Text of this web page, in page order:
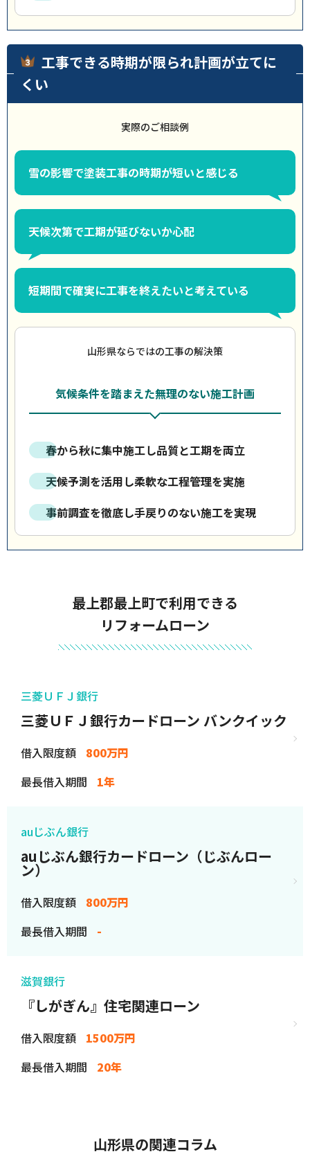
工事できる時期が限られ計画が立てに
くい
実際のご相談例
雪の影響で塗装工事の時期が短いと感じる
天候次第で工期が延びないか心配
短期間で確実に工事を終えたいと考えている
山形県ならではの工事の解決策
気候条件を踏まえた無理のない施工計画
春から秋に集中施工し品質と工期を両立
天候予測を活用し柔軟な工程管理を実施
事前調査を徹底し手戻りのない施工を実現
最上郡最上町で利用できる
リフォームローン
三菱ＵＦＪ銀行
三菱ＵＦＪ銀行カードローン バンクイック
借入限度額
800万円
最長借入期間
1年
auじぶん銀行
auじぶん銀行カードローン（じぶんロー
ン）
借入限度額
800万円
最長借入期間
-
滋賀銀行
『しがぎん』住宅関連ローン
借入限度額
1500万円
最長借入期間
20年
山形県の関連コラム